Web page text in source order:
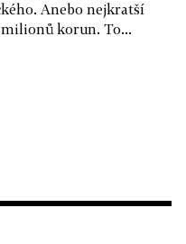
Anebo nejkratší
milionů korun. To...